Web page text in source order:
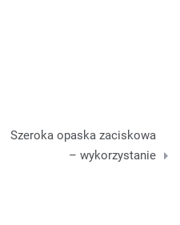
Szeroka opaska zaciskowa
– wykorzystanie